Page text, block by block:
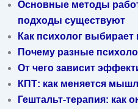
Основные методы
подходы существуют
Как психолог
Почему разные
От чего зависит
КПТ: как меняется
Гештальт-терапия: как